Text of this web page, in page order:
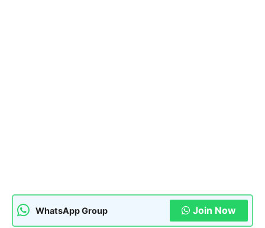
WhatsApp Group Join Now